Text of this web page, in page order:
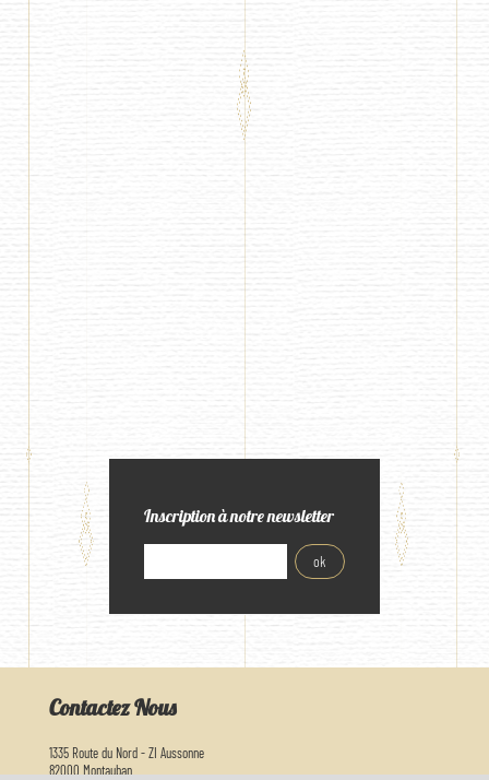
Inscription à notre newsletter
Contactez Nous
1335 Route du Nord - ZI Aussonne
82000 Montauban